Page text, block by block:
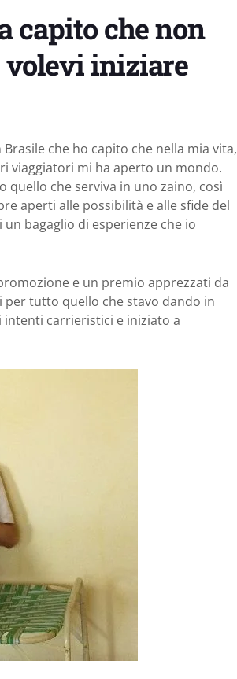
capito che non
volevi iniziare
che ho capito che nella mia vita,
viaggiatori mi ha aperto un mondo.
quello che serviva in uno zaino, così
aperti alle possibilità e alle sfide del
bagaglio di esperienze che io
e un premio apprezzati da
tutto quello che stavo dando in
carrieristici e iniziato a